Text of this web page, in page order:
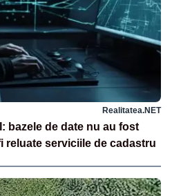
Realitatea.NET
bazele de date nu au fost
reluate serviciile de cadastru